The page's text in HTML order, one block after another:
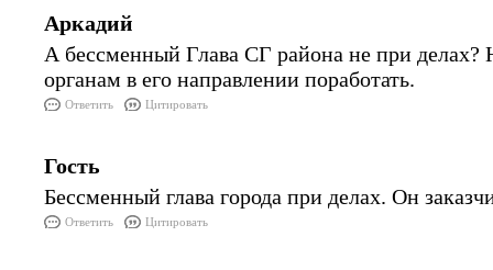
Аркадий
А бессменный Глава СГ района не при делах?
органам в его направлении поработать.
Ответить Цитировать
Гость
Бессменный глава города при делах. Он
Ответить Цитировать